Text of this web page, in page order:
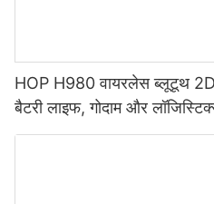
HOP H980 वायरलेस ब्लूटूथ
बैटरी लाइफ, गोदाम और